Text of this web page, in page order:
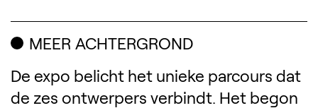
MEER ACHTERGROND
De expo belicht het unieke parcours dat
de zes ontwerpers verbindt. Het begon